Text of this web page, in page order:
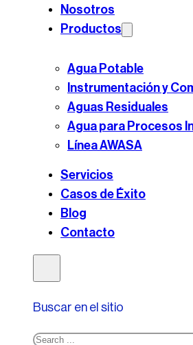
Nosotros
Productos
Agua Potable
Instrumentación y
Aguas Residuales
Agua para Procesos
Línea AWASA
Servicios
Casos de Éxito
Blog
Contacto
Buscar en el sitio
Search